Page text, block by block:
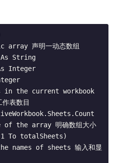
array 声明一动态数组
As String
Integer
in the current workbook
表数目
the array 明确数组大小
To totalSheets)
names of sheets 输入和显